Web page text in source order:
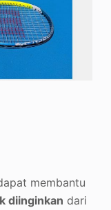
membantu
diinginkan dari